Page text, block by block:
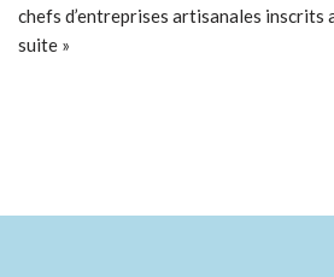
chefs d’entreprises artisanales inscrits
suite »